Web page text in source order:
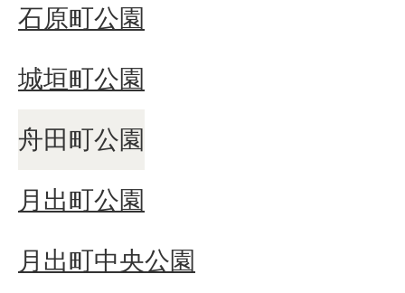
石原町公園
城垣町公園
舟田町公園
月出町公園
月出町中央公園